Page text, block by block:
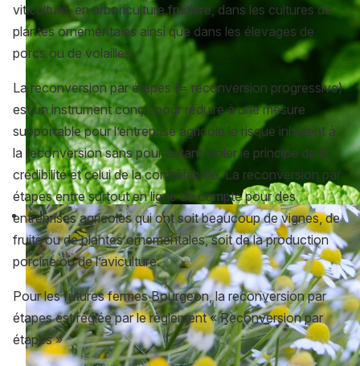
viticulture, en arboriculture fruitière, dans les cultures de
plantes ornementales ainsi que dans les élevages de
porcs ou de volailles.
La reconversion par étapes (= reconversion progressive)
est un instrument conçu pour réduire à une mesure
supportable pour l’entreprise agricole le risque inhérent à
la reconversion sans pour autant violer le principe de la
crédibilité et celui de la contrôlabilité. La reconversion par
étapes entre surtout en ligne de compte pour des
entreprises agricoles qui ont soit beaucoup de vignes, de
fruits ou de plantes ornementales, soit de la production
porcine ou de l’aviculture.
Pour les futures fermes Bourgeon, la reconversion par
étapes est réglée par le règlement « Reconversion par
étapes »